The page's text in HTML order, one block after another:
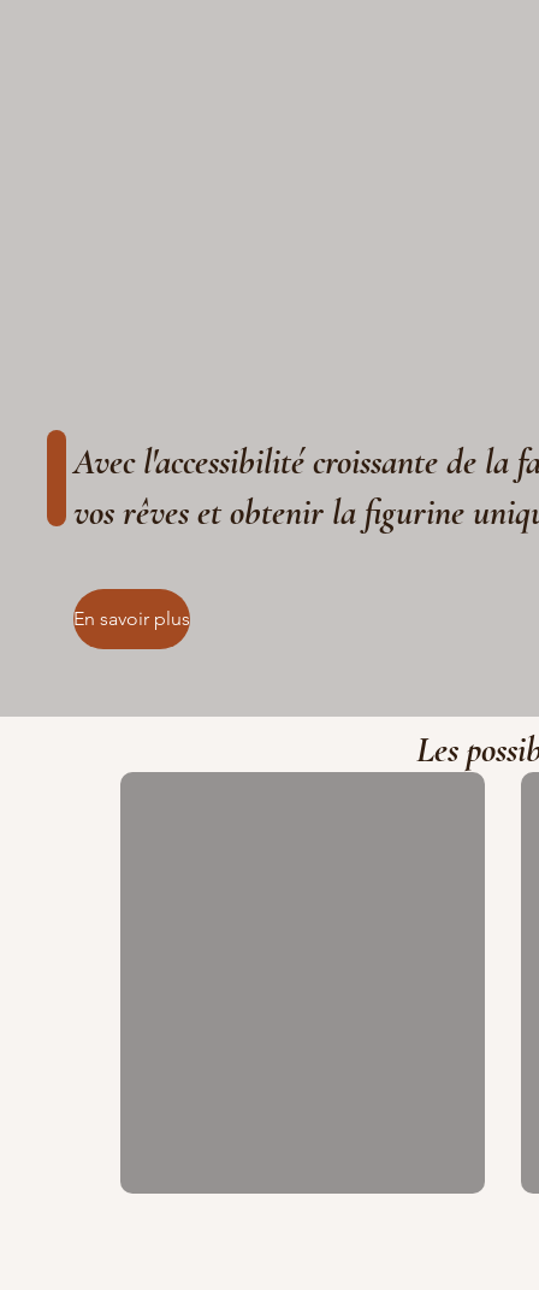
Avec l'accessibilité croissante de la
vos rêves et obtenir la figurine
En savoir plus
Les